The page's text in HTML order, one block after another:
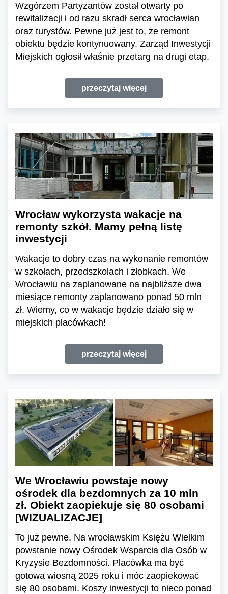
Wzgórzem Partyzantów został otwarty po
rewitalizacji i od razu skradł serca wrocławian
oraz turystów. Pewne już jest to, że remont
obiektu będzie kontynuowany. Zarząd Inwestycji
Miejskich ogłosił właśnie przetarg na drugi etap.
przeczytaj więcej
Wrocław wykorzysta wakacje na
remonty szkół. Mamy pełną listę
inwestycji
Wakacje to dobry czas na wykonanie remontów
w szkołach, przedszkolach i żłobkach. We
Wrocławiu na zaplanowane na najbliższe dwa
miesiące remonty zaplanowano ponad 50 mln
zł. Wiemy, co w wakacje będzie działo się w
miejskich placówkach!
przeczytaj więcej
We Wrocławiu powstaje nowy
ośrodek dla bezdomnych za 10 mln
zł. Obiekt zaopiekuje się 80 osobami
[WIZUALIZACJE]
To już pewne. Na wrocławskim Księżu Wielkim
powstanie nowy Ośrodek Wsparcia dla Osób w
Kryzysie Bezdomności. Placówka ma być
gotowa wiosną 2025 roku i móc zaopiekować
się 80 osobami. Koszy inwestycji to nieco ponad